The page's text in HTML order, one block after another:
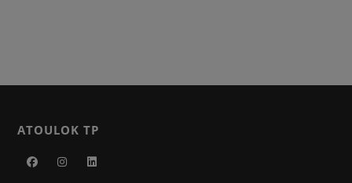
page
ATOULOK TP